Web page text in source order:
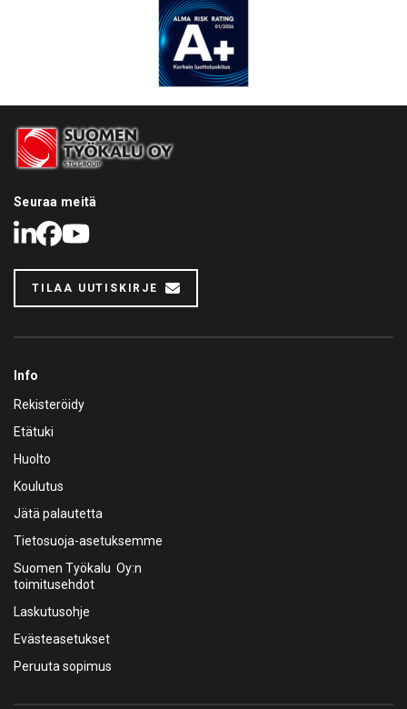
Seuraa meitä
LinkedIn
Facebook
Youtube
TILAA UUTISKIRJE
Info
Rekisteröidy
Etätuki
Huolto
Koulutus
Jätä palautetta
Tietosuoja-asetuksemme
Suomen Työkalu Oy:n
toimitusehdot
Laskutusohje
Evästeasetukset
Peruuta sopimus